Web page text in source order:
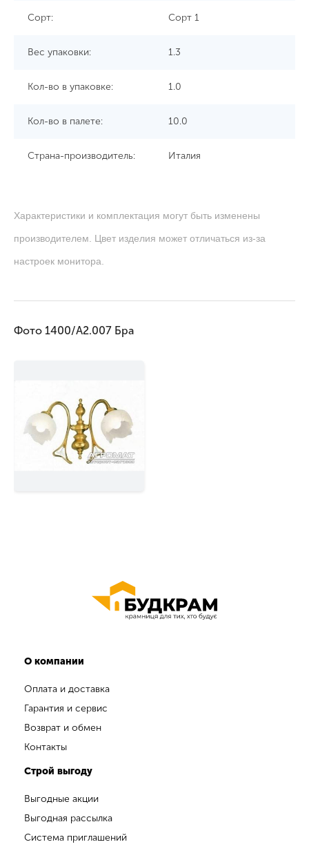
Сорт: Сорт 1
Вес упаковки: 1.3
Кол-во в упаковке: 1.0
Кол-во в палете: 10.0
Страна-производитель: Италия
Характеристики и комплектация могут быть изменены
производителем. Цвет изделия может отличаться из-за
настроек монитора.
Фото 1400/A2.007 Бра
О компании
Оплата и доставка
Гарантия и сервис
Возврат и обмен
Контакты
Строй выгоду
Выгодные акции
Выгодная рассылка
Система приглашений